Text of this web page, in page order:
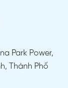
Park Power,
Thành Phố